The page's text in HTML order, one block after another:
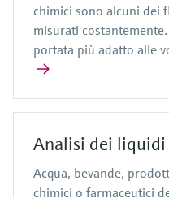
chimici sono alcuni dei
misurati
portata più adatto alle
Analisi dei liquidi
Acqua, bevande,
chimici o farmaceutici